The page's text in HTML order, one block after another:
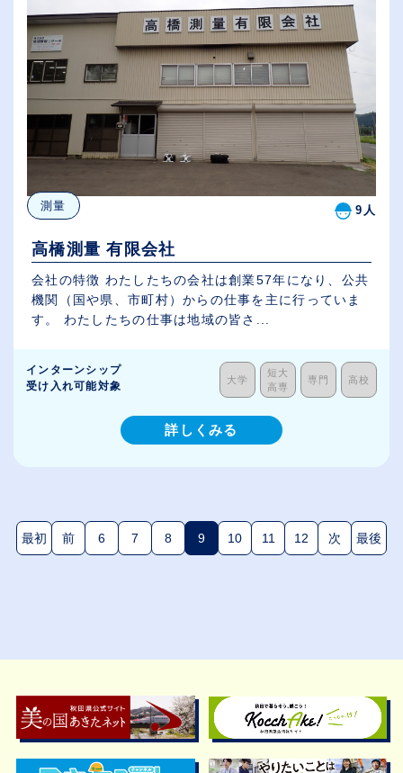
測量 9人
高橋測量 有限会社
会社の特徴 わたしたちの会社は創業57年になり、公共
機関（国や県、市町村）からの仕事を主に行っていま
す。 わたしたちの仕事は地域の皆さ...
インターンシップ
受け入れ可能対象
大学
短大
高専
専門 高校
詳しくみる
最初 前 6 7 8 9(現在のページ)
10 11 12 次 最後